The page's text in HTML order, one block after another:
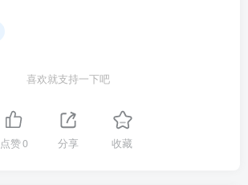
喜欢就支持一下吧
点赞0 分享 收藏